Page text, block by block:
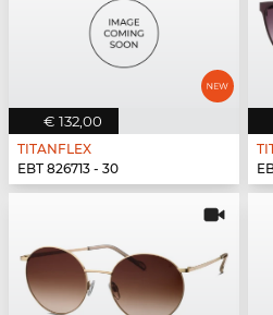
€ 132,00
TITANFLEX
EBT 826713 - 30